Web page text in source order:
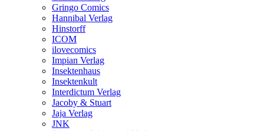
Gringo Comics
Hannibal Verlag
Hinstorff
ICOM
ilovecomics
Impian Verlag
Insektenhaus
Insektenkult
Interdictum Verlag
Jacoby & Stuart
Jaja Verlag
JNK